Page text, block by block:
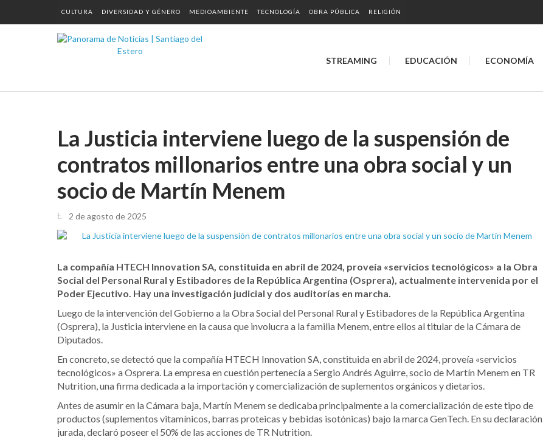
CULTURA DIVERSIDAD Y GÉNERO MEDIOAMBIENTE TECNOLOGÍA OBRA PÚBLICA RELIGIÓN
STREAMING EDUCACIÓN ECONOMÍA
La Justicia interviene luego de la suspensión de
contratos millonarios entre una obra social y un
socio de Martín Menem
2 de agosto de 2025
La compañía HTECH Innovation SA, constituida en abril de 2024, proveía «servicios tecnológicos» a la Obra
Social del Personal Rural y Estibadores de la República Argentina (Osprera), actualmente intervenida por el
Poder Ejecutivo. Hay una investigación judicial y dos auditorías en marcha.
Luego de la intervención del Gobierno a la Obra Social del Personal Rural y Estibadores de la República Argentina
(Osprera), la Justicia interviene en la causa que involucra a la familia Menem, entre ellos al titular de la Cámara de
Diputados.
En concreto, se detectó que la compañía HTECH Innovation SA, constituida en abril de 2024, proveía «servicios
tecnológicos» a Osprera. La empresa en cuestión pertenecía a Sergio Andrés Aguirre, socio de Martín Menem en TR
Nutrition, una firma dedicada a la importación y comercialización de suplementos orgánicos y dietarios.
Antes de asumir en la Cámara baja, Martín Menem se dedicaba principalmente a la comercialización de este tipo de
productos (suplementos vitamínicos, barras proteicas y bebidas isotónicas) bajo la marca GenTech. En su declaración
jurada, declaró poseer el 50% de las acciones de TR Nutrition.